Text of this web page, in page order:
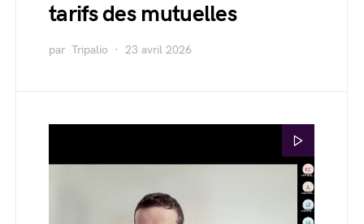
tarifs des mutuelles
par Tripalio 23 avril 2026